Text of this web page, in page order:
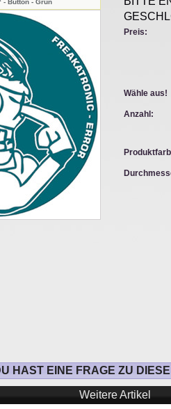
- Button - Grün
Preis:
Wähle aus!
Anzahl:
HAST EINE FRAGE ZU
Weitere Artikel